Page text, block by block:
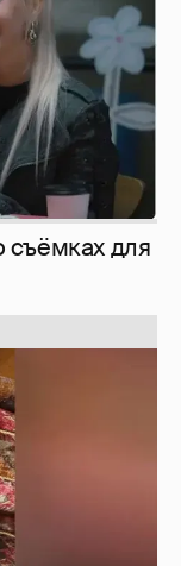
съёмках для